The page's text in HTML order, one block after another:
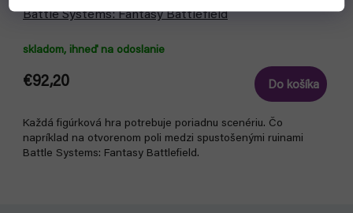
Battle Systems: Fantasy Battlefield
skladom, ihneď na odoslanie
€92,20 Do košíka
Každá figúrková hra potrebuje poriadnu scenériu. Čo
napríklad na otvorenom poli medzi spustošenými ruinami
Battle Systems: Fantasy Battlefield.